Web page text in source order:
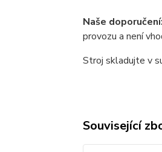
Naše doporučení:
provozu a není
Stroj skladujte v
Související